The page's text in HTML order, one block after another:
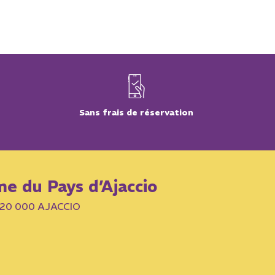
Sans frais de réservation
du Pays d’Ajaccio
000 AJACCIO